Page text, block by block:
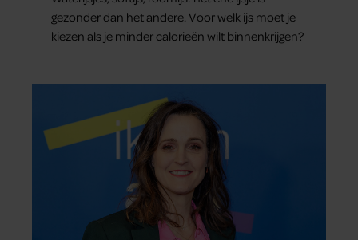
gezonder dan het andere. Voor welk ijs moet je
kiezen als je minder calorieën wilt binnenkrijgen?